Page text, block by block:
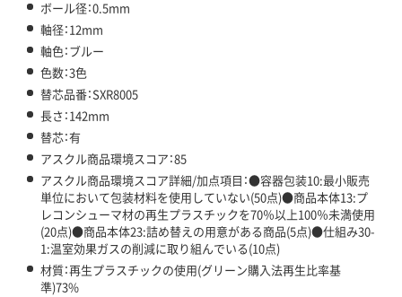
ボール径：0.5mm
軸径：12mm
軸色：ブルー
色数：3色
替芯品番：SXR8005
長さ：142mm
替芯：有
アスクル商品環境スコア：85
アスクル商品環境スコア詳細/加点項目：●容器包装10:最小販売
単位において包装材料を使用していない(50点)●商品本体13:プ
レコンシューマ材の再生プラスチックを70％以上100％未満使用
(20点)●商品本体23:詰め替えの用意がある商品(5点)●仕組み30-
1:温室効果ガスの削減に取り組んでいる(10点)
材質：再生プラスチックの使用(グリーン購入法再生比率基
準)73%